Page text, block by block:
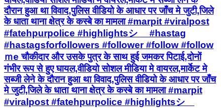
दौरान हुआ था विवाद,पुलिस वीडियो के आधार पर जाँच मे जुटी,जिले
के धाता थाना क्षेत्र के कस्बे का मामला #marpit #viralpost
#fatehpurpolice #highlightsシ゚ #hastag
#hastagsforfollowers #follower #follow #follow
ｍe चौकीदार और उसके पुत्र के साथ हुई जमकर पिटाई,दोनों
गंभीर रूप से हुए घायल,वीडियो सोशल मीडिया मे वायरल,मार्केट मे
सब्जी लेने के दौरान हुआ था विवाद,पुलिस वीडियो के आधार पर जाँच
मे जुटी,जिले के धाता थाना क्षेत्र के कस्बे का मामला #marpit
#viralpost #fatehpurpolice #highlightsシ゚